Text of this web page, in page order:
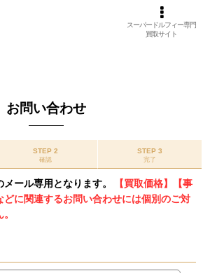
スーパードルフィー専門
買取サイト
お問い合わせ
STEP 2
確認
STEP 3
完了
ール専用となります。
【買取価格】【事
に関連するお問い合わせには個別のご対